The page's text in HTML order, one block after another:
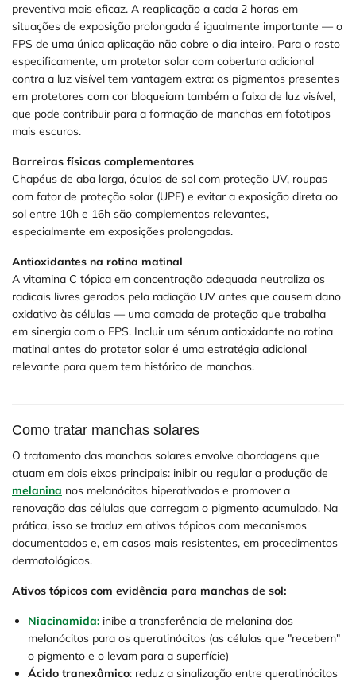
preventiva mais eficaz. A reaplicação a cada 2 horas em
situações de exposição prolongada é igualmente importante — o
FPS de uma única aplicação não cobre o dia inteiro. Para o rosto
especificamente, um protetor solar com cobertura adicional
contra a luz visível tem vantagem extra: os pigmentos presentes
em protetores com cor bloqueiam também a faixa de luz visível,
que pode contribuir para a formação de manchas em fototipos
mais escuros.
Barreiras físicas complementares
Chapéus de aba larga, óculos de sol com proteção UV, roupas
com fator de proteção solar (UPF) e evitar a exposição direta ao
sol entre 10h e 16h são complementos relevantes,
especialmente em exposições prolongadas.
Antioxidantes na rotina matinal
A vitamina C tópica em concentração adequada neutraliza os
radicais livres gerados pela radiação UV antes que causem dano
oxidativo às células — uma camada de proteção que trabalha
em sinergia com o FPS. Incluir um sérum antioxidante na rotina
matinal antes do protetor solar é uma estratégia adicional
relevante para quem tem histórico de manchas.
Como tratar manchas solares
O tratamento das manchas solares envolve abordagens que
atuam em dois eixos principais: inibir ou regular a produção de
melanina nos melanócitos hiperativados e promover a
renovação das células que carregam o pigmento acumulado. Na
prática, isso se traduz em ativos tópicos com mecanismos
documentados e, em casos mais resistentes, em procedimentos
dermatológicos.
Ativos tópicos com evidência para manchas de sol:
Niacinamida: inibe a transferência de melanina dos
melanócitos para os queratinócitos (as células que "recebem"
o pigmento e o levam para a superfície)
Ácido tranexâmico: reduz a sinalização entre queratinócitos